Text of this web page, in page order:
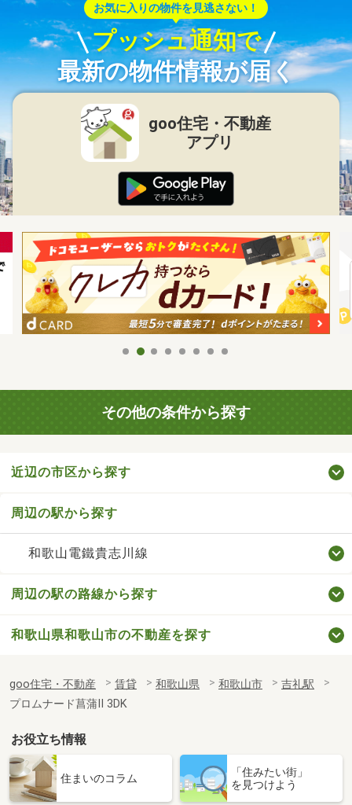
お気に入りの物件を見逃さない！
プッシュ通知で
最新の物件情報が届く
goo住宅・不動産
アプリ
その他の条件から探す
近辺の市区から探す
周辺の駅から探す
和歌山電鐵貴志川線
周辺の駅の路線から探す
和歌山県和歌山市の不動産を探す
goo住宅・不動産 賃貸 和歌山県 和歌山市
吉礼駅
プロムナード菖蒲Ⅱ 3DK
お役立ち情報
住まいのコラム
「住みたい街」
を見つけよう